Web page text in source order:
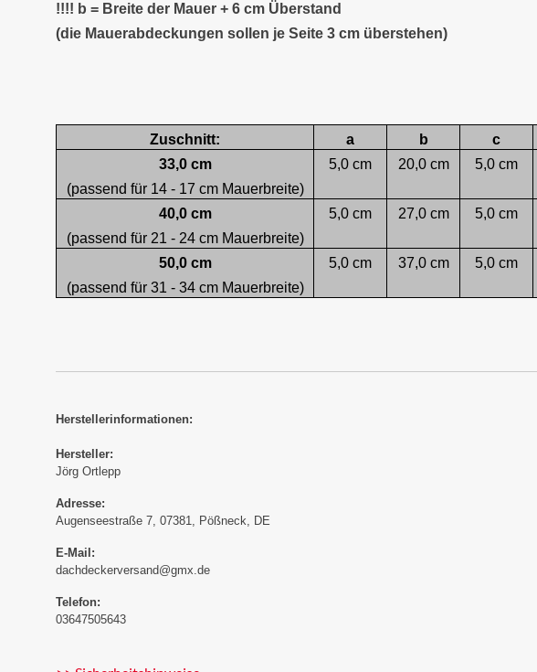
!!!! b = Breite der Mauer + 6 cm Überstand
(die Mauerabdeckungen sollen je Seite 3 cm überstehen)
Zuschnitt: a b c
33,0 cm
5,0 cm 20,0 cm 5,0 cm
(passend für 14 - 17 cm Mauerbreite)
40,0 cm
5,0 cm 27,0 cm 5,0 cm
(passend für 21 - 24 cm Mauerbreite)
50,0 cm
5,0 cm 37,0 cm 5,0 cm
(passend für 31 - 34 cm Mauerbreite)
Herstellerinformationen:
Hersteller:
Jörg Ortlepp
Adresse:
Augenseestraße 7, 07381, Pößneck, DE
E-Mail:
dachdeckerversand@gmx.de
Telefon:
03647505643